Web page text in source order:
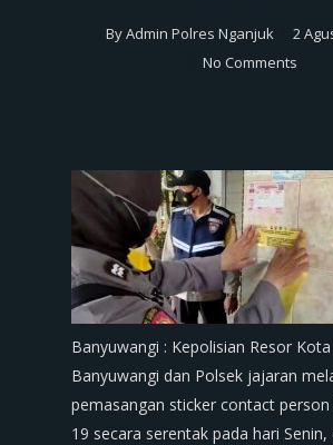
ByAdmin Polres Nganjuk
2
No Comments
Banyuwangi : Kepolisian Resor
Banyuwangi dan Polsek jajaran
pemasangan sticker contact
19 secara serentak pada hari